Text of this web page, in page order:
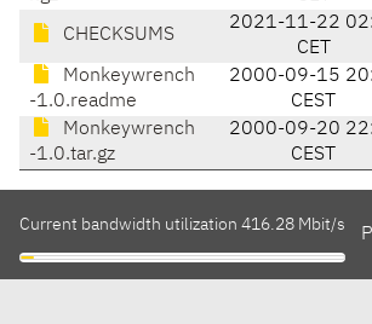
CHECKSUMS
2021-11-22
CET
Monkeywrench
-1.0.readme
2000-09-15
CEST
Monkeywrench
-1.0.tar.gz
2000-09-20
CEST
Current bandwidth utilization 416.28 Mbit/s